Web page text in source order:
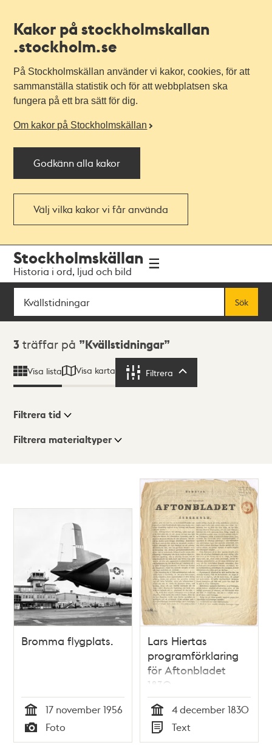
Kakor på stockholmskallan
.stockholm.se
På Stockholmskällan använder vi kakor, cookies, för att
sammanställa statistik och för att webbplatsen ska
fungera på ett bra sätt för dig.
Om kakor på Stockholmskällan
Godkänn alla kakor
Välj vilka kakor vi får använda
navigationen
huvudinnehållet
Stockholmskällan
Historia i ord, ljud och bild
Sök
Sök
Sökresultat
3 träffar på Kvällstidningar
Visa lista Visa karta Filtrera
Visningsläge
Filtrera tid
Filtrera materialtyper
Bromma flygplats.
Tid
17 november 1956
Typ
Foto
Lars Hiertas
programförklaring
för Aftonbladet
1830
Tid
4 december 1830
Typ
Text